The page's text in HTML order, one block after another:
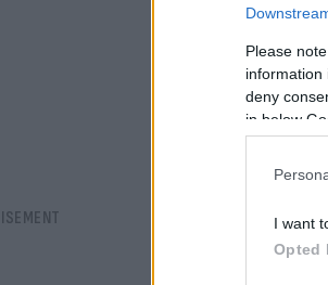
Please
information
deny
in below
I want
Opted